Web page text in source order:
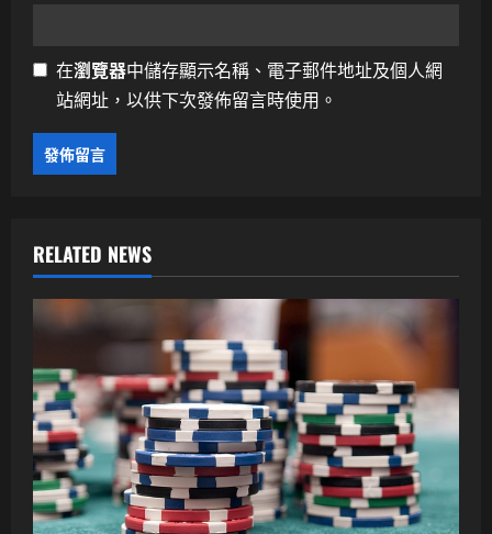
在瀏覽器中儲存顯示名稱、電子郵件地址及個人網
站網址，以供下次發佈留言時使用。
RELATED NEWS